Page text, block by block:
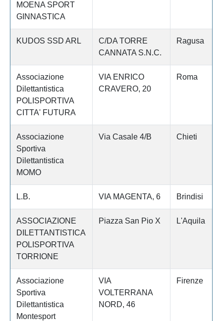
MOENA SPORT
GINNASTICA
KUDOS SSD ARL
C/DA TORRE
CANNATA S.N.C.
Ragusa
Associazione
Dilettantistica
POLISPORTIVA
CITTA' FUTURA
VIA ENRICO
CRAVERO, 20
Roma
Associazione
Sportiva
Dilettantistica
MOMO
Via Casale 4/B Chieti
L.B. VIA MAGENTA, 6 Brindisi
ASSOCIAZIONE
DILETTANTISTICA
POLISPORTIVA
TORRIONE
Piazza San Pio X L'Aquila
Associazione
Sportiva
Dilettantistica
Montesport
VIA
VOLTERRANA
NORD, 46
Firenze